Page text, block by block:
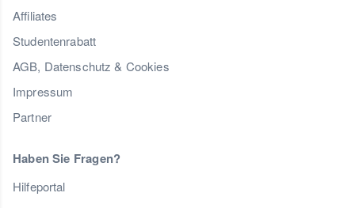
Affiliates
Studentenrabatt
AGB, Datenschutz & Cookies
Impressum
Partner
Haben Sie Fragen?
Hilfeportal